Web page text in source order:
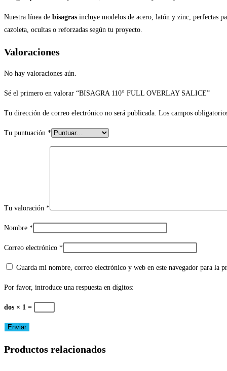
Nuestra línea de bisagras incluye modelos de acero, latón y zinc, perfectas
cazoleta, ocultas o reforzadas según tu proyecto.
Valoraciones
No hay valoraciones aún.
Sé el primero en valorar “BISAGRA 110° FULL OVERLAY SALICE”
Tu dirección de correo electrónico no será publicada. Los campos
Tu puntuación *
Tu valoración *
Nombre *
Correo electrónico *
Guarda mi nombre, correo electrónico y web en este navegador para la
Por favor, introduce una respuesta en dígitos:
dos × 1 =
Productos relacionados